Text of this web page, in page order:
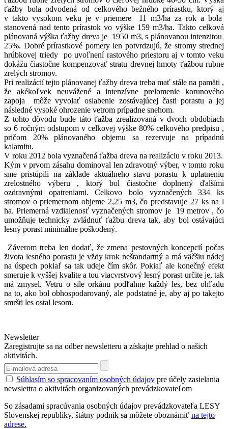
ťažby bola odvodená od celkového bežného prírastku, ktorý aj
v takto vysokom veku je v priemere
11 m3/ha za rok a bola
stanovená nad tento prírastok vo výške 159 m3/ha. Takto celková
plánovaná výška ťažby dreva je 1950 m3, s plánovanou intenzitou
25%. Dobré prírastkové pomery len potvrdzujú, že stromy strednej
hrúbkovej triedy
po uvoľnení rastového priestoru aj v tomto veku
dokážu čiastočne kompenzovať stratu drevnej hmoty ťažbou rubne
zrelých stromov.
Pri realizácií tejto plánovanej ťažby dreva treba mať stále na pamäti ,
že akékoľvek neuvážené a intenzívne prelomenie korunového
zapoja
môže vyvolať oslabenie zostávajúcej časti porastu a jej
následné vysoké ohrozenie vetrom prípadne snehom.
Z tohto dôvodu bude táto ťažba zrealizovaná v dvoch obdobiach
so 6 ročným odstupom v celkovej výške 80% celkového predpisu ,
pričom 20% plánovaného objemu sa rezervuje na prípadnú
kalamitu.
V roku 2012 bola vyznačená ťažba dreva na realizáciu v roku 2013.
Kým v prvom zásahu dominoval len zdravotný výber, v tomto roku
sme pristúpili na základe aktuálneho stavu porastu k uplatneniu
zrelostného výberu , ktorý bol čiastočne doplnený ďalšími
ozdravnými opatreniami. Celkovo bolo vyznačených 334 ks
stromov o priemernom objeme 2,25 m3, čo predstavuje 27 ks na l
ha. Priemerná vzdialenosť vyznačených stromov je
19 metrov, čo
umožňuje technicky zvládnuť ťažbu dreva tak, aby bol ostávajúci
lesný porast minimálne poškodený.
Záverom treba len dodať, že zmena pestovných koncepcií počas
života lesného porastu je vždy krok neštandartný a má väčšiu nádej
na úspech pokiaľ sa tak udeje čím skôr. Pokiaľ ale konečný efekt
smeruje k vyššej kvalite a tou viacvrstvový lesný porast určite je, tak
má zmysel. Vetru o sile orkánu podľahne každý les, bez ohľadu
na to, ako bol obhospodarovaný, ale podstatné je, aby aj po takejto
smršti les ostal lesom.
Newsletter
Zaregistrujte sa na odber newsletteru a získajte prehlad o našich
aktivitách.
Súhlasím so spracovaním osobných údajov pre účely zasielania
newslettra o aktivitách organizovaných prevádzkovateľom
So zásadami spracúvania osobných údajov prevádzkovateľa LESY
Slovenskej republiky, štátny podnik sa môžete oboznámiť na tejto
adrese.